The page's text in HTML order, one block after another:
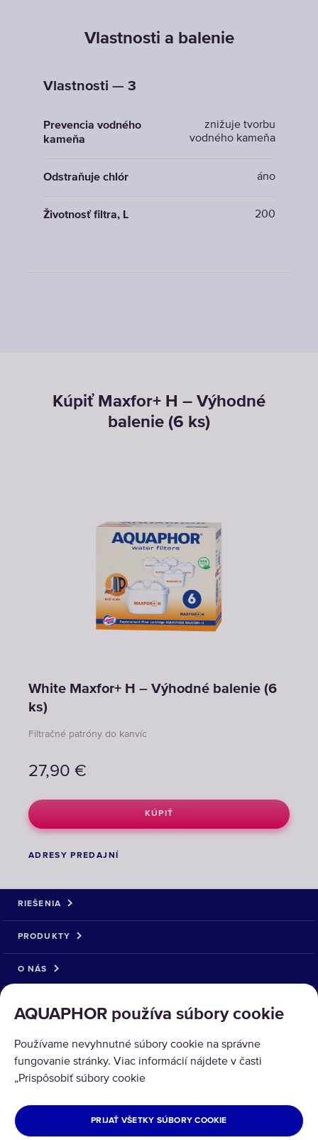
Vlastnosti a balenie
Vlastnosti — 3
Prevencia vodného
kameňa
znižuje tvorbu
vodného kameňa
Odstraňuje chlór áno
Životnosť filtra, L 200
Kúpiť Maxfor+ H – Výhodné
balenie (6 ks)
White Maxfor+ H – Výhodné balenie (6
ks)
Filtračné patróny do kanvíc
27,90 €
KÚPIŤ
ADRESY PREDAJNÍ
AQUAPHOR používa súbory cookie
Používame nevyhnutné súbory cookie na správne
fungovanie stránky. Viac informácií nájdete v časti
„Prispôsobiť súbory cookie
PRIJAŤ VŠETKY SÚBORY COOKIE
RIEŠENIA
PRODUKTY
O NÁS
Všetky práva vyhradené.
SLOVENSKÁ REPUBLIKA